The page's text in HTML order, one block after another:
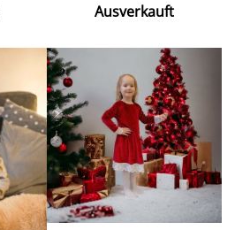
Ausverkauft